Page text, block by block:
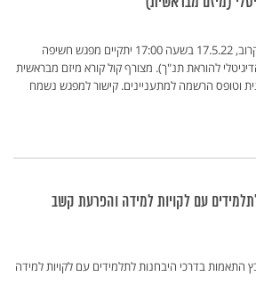
מורים יקרים 🌸 ביום שלישי הקרוב, 17.5.22 בשעה 17:00 יתקיים מפגש חשיפה
להוראת תנ"ך). מצורף קול קורא מיזם מבראשית
וטופס הרשמה למתעניינים. קישור למפגש נשמח
עם לקויות למידה והפרעת קשב
התאמות בדרכי היבחנות לתלמידים עם לקויות למידה